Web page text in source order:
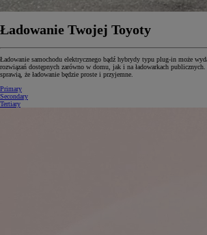
Ładowanie Twojej Toyoty
Ładowanie samochodu elektrycznego bądź hybrydy typu plug-in może
rozwiązań dostępnych zarówno w domu, jak i na ładowarkach
sprawią, że ładowanie będzie proste i przyjemne.
Primary
Secondary
Tertiary